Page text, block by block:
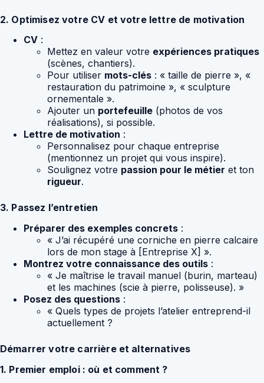
2. Optimisez votre CV et votre lettre de motivation
CV :
Mettez en valeur votre expériences pratiques
(scènes, chantiers).
Pour utiliser mots-clés : « taille de pierre », «
restauration du patrimoine », « sculpture
ornementale ».
Ajouter un portefeuille (photos de vos
réalisations), si possible.
Lettre de motivation :
Personnalisez pour chaque entreprise
(mentionnez un projet qui vous inspire).
Soulignez votre passion pour le métier et ton
rigueur.
3. Passez l’entretien
Préparer des exemples concrets :
« J’ai récupéré une corniche en pierre calcaire
lors de mon stage à [Entreprise X] ».
Montrez votre connaissance des outils :
« Je maîtrise le travail manuel (burin, marteau)
et les machines (scie à pierre, polisseuse). »
Posez des questions :
« Quels types de projets l’atelier entreprend-il
actuellement ?
Démarrer votre carrière et alternatives
1. Premier emploi : où et comment ?